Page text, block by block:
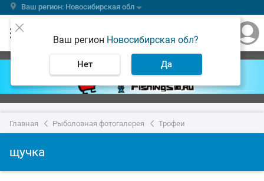
Ваш регион: Новосибирская обл
Ваш регион Новосибирская обл?
Нет Да
Главная Рыболовная фотогалерея Трофеи
щучка